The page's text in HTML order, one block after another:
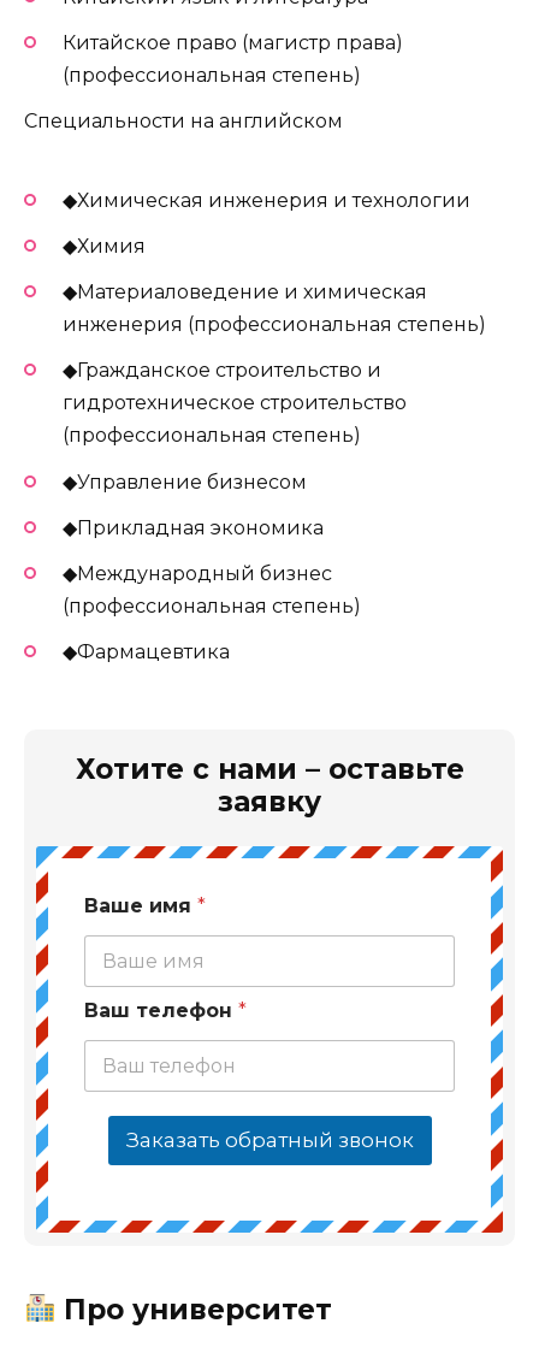
Китайское право (магистр права)
(профессиональная степень)
Специальности на английском
◆Химическая инженерия и технологии
◆Химия
◆Материаловедение и химическая
инженерия (профессиональная степень)
◆Гражданское строительство и
гидротехническое строительство
(профессиональная степень)
◆Управление бизнесом
◆Прикладная экономика
◆Международный бизнес
(профессиональная степень)
◆Фармацевтика
Хотите с нами – оставьте
заявку
Ваше имя *
Ваш телефон *
Заказать обратный звонок
Про университет